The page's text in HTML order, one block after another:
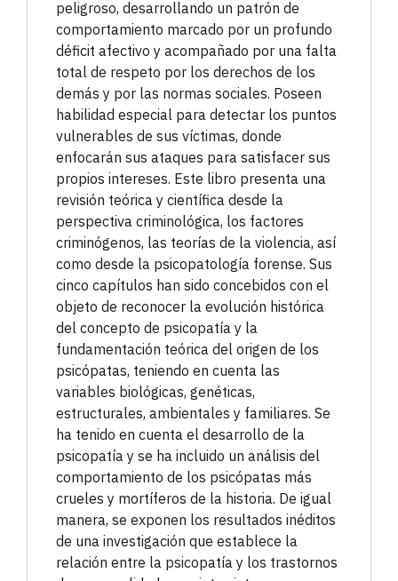
peligroso, desarrollando un patrón de
comportamiento marcado por un profundo
déficit afectivo y acompañado por una falta
total de respeto por los derechos de los
demás y por las normas sociales. Poseen
habilidad especial para detectar los puntos
vulnerables de sus víctimas, donde
enfocarán sus ataques para satisfacer sus
propios intereses. Este libro presenta una
revisión teórica y científica desde la
perspectiva criminológica, los factores
criminógenos, las teorías de la violencia, así
como desde la psicopatología forense. Sus
cinco capítulos han sido concebidos con el
objeto de reconocer la evolución histórica
del concepto de psicopatía y la
fundamentación teórica del origen de los
psicópatas, teniendo en cuenta las
variables biológicas, genéticas,
estructurales, ambientales y familiares. Se
ha tenido en cuenta el desarrollo de la
psicopatía y se ha incluido un análisis del
comportamiento de los psicópatas más
crueles y mortíferos de la historia. De igual
manera, se exponen los resultados inéditos
de una investigación que establece la
relación entre la psicopatía y los trastornos